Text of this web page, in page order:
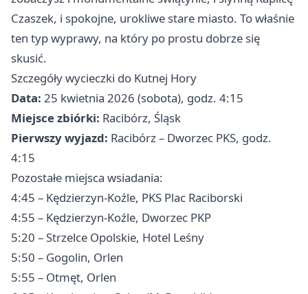
Czaszek, i spokojne, urokliwe stare miasto. To właśnie
ten typ wyprawy, na który po prostu dobrze się
skusić.
Szczegóły wycieczki do Kutnej Hory
Data: 25 kwietnia 2026 (sobota), godz. 4:15
Miejsce zbiórki: Racibórz, Śląsk
Pierwszy wyjazd: Racibórz – Dworzec PKS, godz.
4:15
Pozostałe miejsca wsiadania:
4:45 – Kędzierzyn-Koźle, PKS Plac Raciborski
4:55 – Kędzierzyn-Koźle, Dworzec PKP
5:20 – Strzelce Opolskie, Hotel Leśny
5:50 – Gogolin, Orlen
5:55 – Otmęt, Orlen